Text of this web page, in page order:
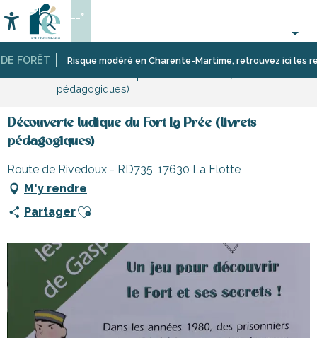
au
contenu
principal
FORÊT Risque modéré en Charente-Martime, retrouvez ici les
Accessibilité
Recherche
--°
Accueil
Activités,
cours
découverte
pédagogiques)
Découverte ludique du Fort La Prée (livrets
pédagogiques)
Route de Rivedoux - RD735, 17630 La Flotte
M'y rendre
PartagerAjouter aux favoris